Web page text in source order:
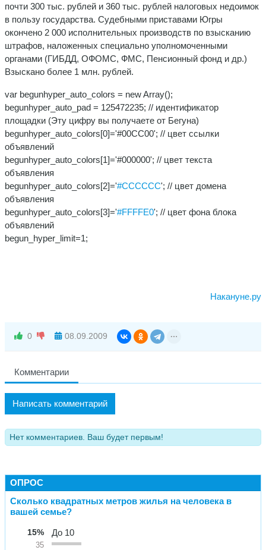
почти 300 тыс. рублей и 360 тыс. рублей налоговых недоимок
в пользу государства. Судебными приставами Югры
окончено 2 000 исполнительных производств по взысканию
штрафов, наложенных специально уполномоченными
органами (ГИБДД, ОФОМС, ФМС, Пенсионный фонд и др.)
Взыскано более 1 млн. рублей.
var begunhyper_auto_colors = new Array();
begunhyper_auto_pad = 125472235; // идентификатор
площадки (Эту цифру вы получаете от Бегуна)
begunhyper_auto_colors[0]='#00CC00'; // цвет ссылки
объявлений
begunhyper_auto_colors[1]='#000000'; // цвет текста
объявления
begunhyper_auto_colors[2]='#CCCCCC'; // цвет домена
объявления
begunhyper_auto_colors[3]='#FFFFE0'; // цвет фона блока
объявлений
begun_hyper_limit=1;
Накануне.ру
0 08.09.2009
Комментарии
Написать комментарий
Нет комментариев. Ваш будет первым!
ОПРОС
Сколько квадратных метров жилья на человека в
вашей семье?
15%
35
До 10